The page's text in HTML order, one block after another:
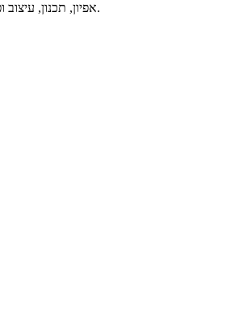
אפיון, תכנון, עיצוב ופיתוח של פתרונות טכנולוגיים לעולם הדיגיטלי, באיכות מרבית ותוך מתן שירות מסור ואדיב – זה אנחנו. דברו איתנו.